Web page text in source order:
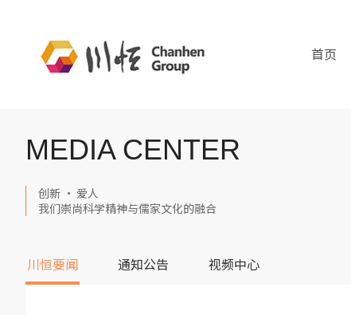
首页
MEDIA CENTER
创新 · 爱人
我们崇尚科学精神与儒家文化的融合
川恒要闻 通知公告 视频中心